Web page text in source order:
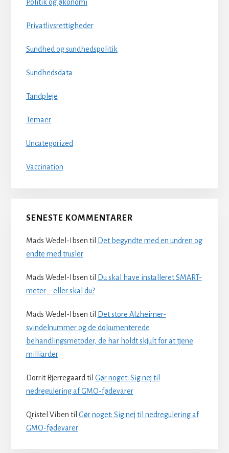
Politik og økonomi
Privatlivsrettigheder
Sundhed og sundhedspolitik
Sundhedsdata
Tandpleje
Temaer
Uncategorized
Vaccination
SENESTE KOMMENTARER
Mads Wedel-Ibsen til
Det begyndte med en undren og
endte med trusler
Mads Wedel-Ibsen til
Du skal have installeret SMART-
meter – eller skal du?
Mads Wedel-Ibsen til
Det store Alzheimer-
svindelnummer og de dokumenterede
behandlingsmetoder, de har holdt skjult for at tjene
milliarder
Dorrit Bjerregaard til Gør noget: Sig nej til
nedregulering af GMO-fødevarer
Qristel Viben til Gør noget: Sig nej til nedregulering af
GMO-fødevarer